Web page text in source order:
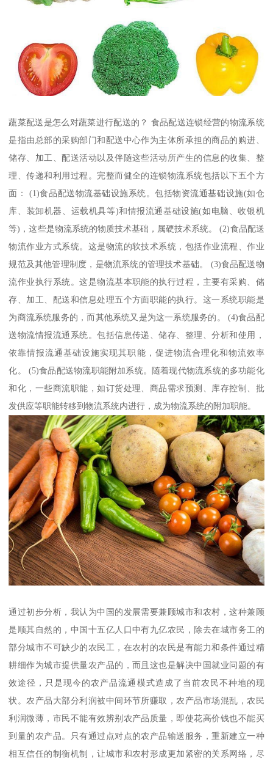
蔬菜配送是怎么对蔬菜进行配送的？ 食品配送连锁经营的物流系统
是指由总部的采购部门和配送中心作为主体所承担的商品的购进、
储存、加工、配送活动以及伴随这些活动所产生的信息的收集、整
理、传递和利用过程。完整而健全的连锁物流系统包括以下五个方
面： (1)食品配送物流基础设施系统。包括物资流通基础设施(如仓
库、装卸机器、运载机具等)和情报流通基础设施(如电脑、收银机
等)，这些是物流系统的物质技术基础，属硬技术系统。 (2)食品配送
物流作业方式系统。这是物流的软技术系统，包括作业流程、作业
规范及其他管理制度，是物流系统的管理技术基础。 (3)食品配送物
流作业执行系统。这是物流基本职能的执行过程，主要有采购、储
存、加工、配送和信息处理五个方面职能的执行。这一系统职能是
为商流系统服务的，而其他系统又是为这一系统服务的。 (4)食品配
送物流情报流通系统。包括信息传递、储存、整理、分析和使用，
依靠情报流通基础设施实现其职能，促进物流合理化和物流效率
化。 (5)食品配送物流职能附加系统。随着现代物流系统的多功能化
和化，一些商流职能，如订货处理、商品需求预测、库存控制、批
发供应等职能转移到物流系统内进行，成为物流系统的附加职能。
通过初步分析，我认为中国的发展需要兼顾城市和农村，这种兼顾
是顺其自然的，中国十五亿人口中有九亿农民，除去在城市务工的
部分城市不可缺少的农民工，在农村的农民是有能力和条件通过精
耕细作为城市提供量农产品的，而且这也是解决中国就业问题的有
效途径，只是现今的农产品流通模式造成了当前农民不种地的现
状。农产品大部分利润被中间环节所赚取，农产品市场混乱，农民
利润微薄，市民不能有效辨别农产品质量，即使花高价钱也不能买
到量的农产品。只有通过点对点的农产品输送服务，重新建立一种
相互信任的制衡机制，让城市和农村形成更加紧密的关系网络，尽